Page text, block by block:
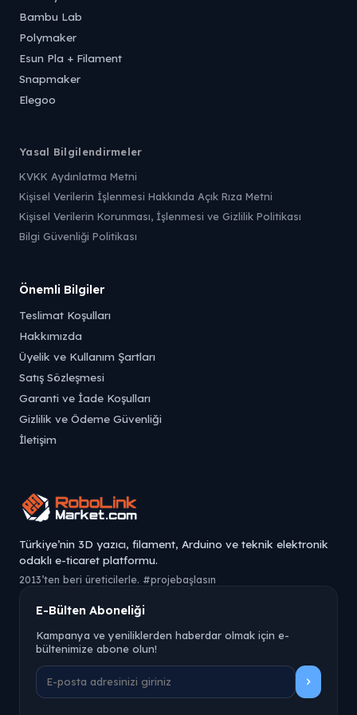
Bambu Lab
Polymaker
Esun Pla + Filament
Snapmaker
Elegoo
Yasal Bilgilendirmeler
KVKK Aydınlatma Metni
Kişisel Verilerin İşlenmesi Hakkında Açık Rıza Metni
Kişisel Verilerin Korunması, İşlenmesi ve Gizlilik Politikası
Bilgi Güvenliği Politikası
Önemli Bilgiler
Teslimat Koşulları
Hakkımızda
Üyelik ve Kullanım Şartları
Satış Sözleşmesi
Garanti ve İade Koşulları
Gizlilik ve Ödeme Güvenliği
İletişim
Türkiye’nin 3D yazıcı, filament, Arduino ve teknik elektronik
odaklı e-ticaret platformu.
2013’ten beri üreticilerle. #projebaşlasın
E-Bülten Aboneliği
Kampanya ve yeniliklerden haberdar olmak için e-
bültenimize abone olun!